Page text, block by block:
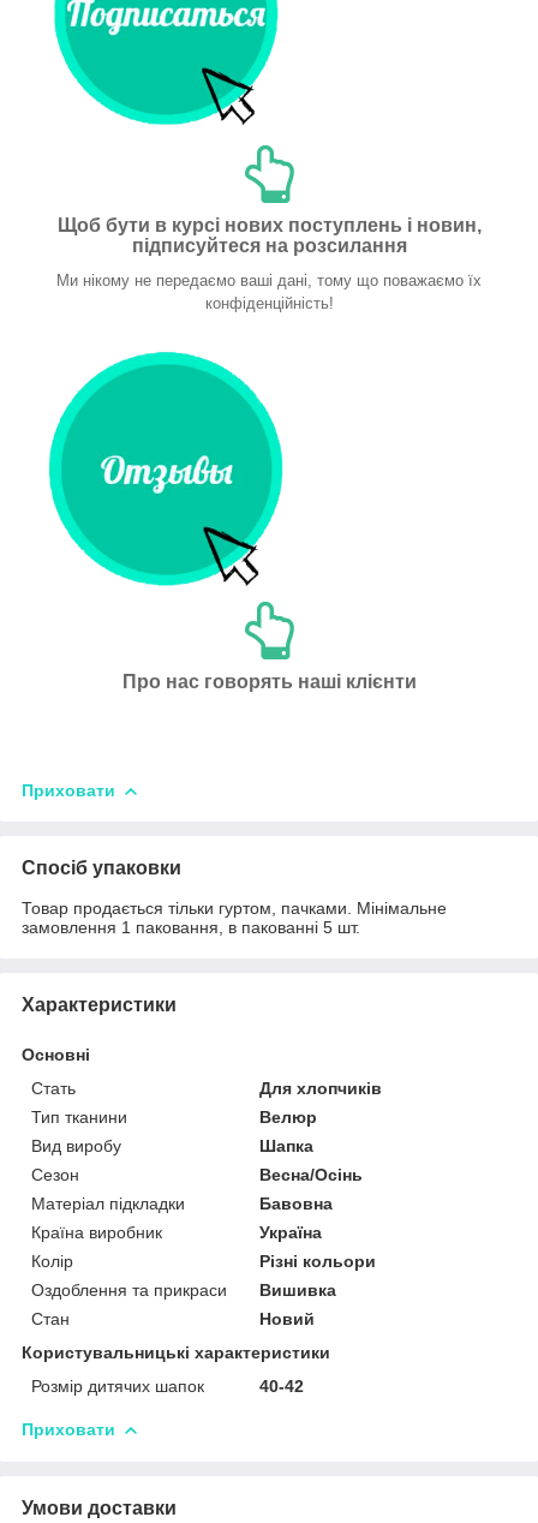
Щоб бути в курсі нових поступлень і новин,
підписуйтеся на розсилання
Ми нікому не передаємо ваші дані, тому що поважаємо їх
конфіденційність!
Про нас говорять наші клієнти
Приховати
Спосіб упаковки
Товар продається тільки гуртом, пачками. Мінімальне
замовлення 1 паковання, в пакованні 5 шт.
Характеристики
Основні
Стать
Для хлопчиків
Тип тканини
Велюр
Вид виробу
Шапка
Сезон
Весна/Осінь
Матеріал підкладки
Бавовна
Країна виробник
Україна
Колір
Різні кольори
Оздоблення та прикраси
Вишивка
Стан
Новий
Користувальницькі характеристики
Розмір дитячих шапок
40-42
Приховати
Умови доставки